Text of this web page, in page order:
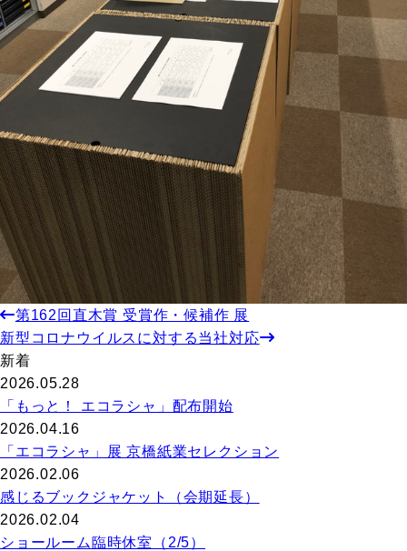
第162回直木賞 受賞作・候補作 展
新型コロナウイルスに対する当社対応
新着
2026.05.28
「もっと！ エコラシャ」配布開始
2026.04.16
「エコラシャ」展 京橋紙業セレクション
2026.02.06
感じるブックジャケット（会期延長）
2026.02.04
ショールーム臨時休室（2/5）